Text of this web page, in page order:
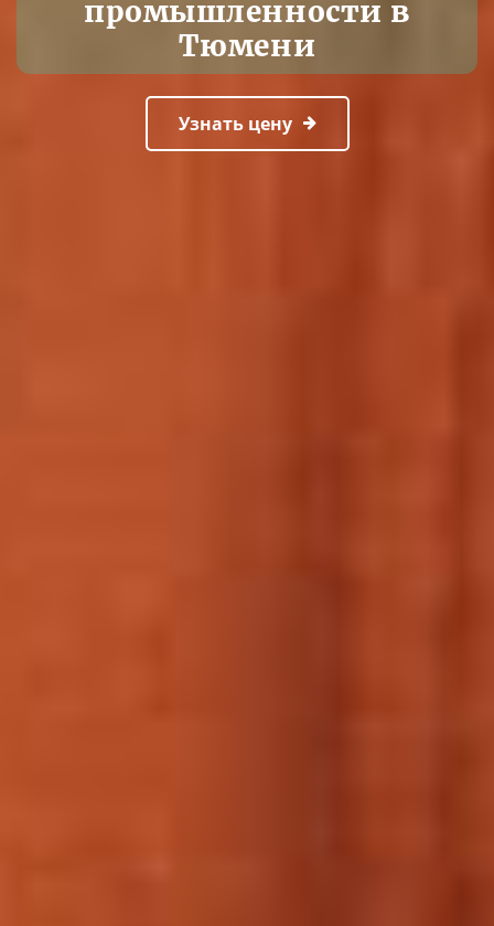
промышленности в
Тюмени
Узнать цену